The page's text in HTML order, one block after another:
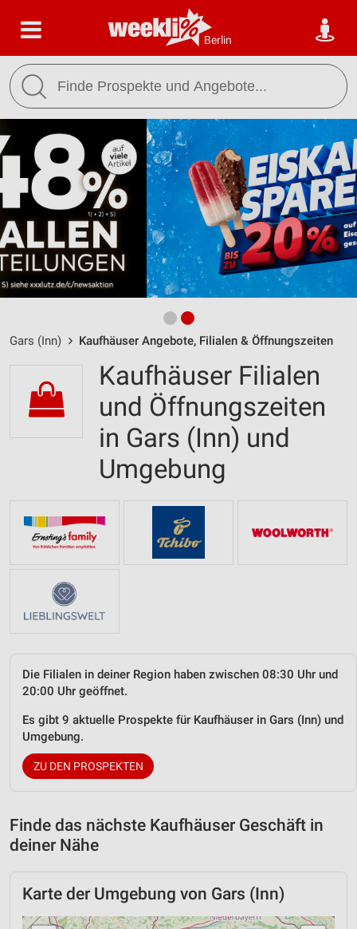
Berlin
Gars (Inn) Kaufhäuser Angebote, Filialen & Öffnungszeiten
Kaufhäuser Filialen
und Öffnungszeiten
in Gars (Inn) und
Umgebung
Die Filialen in deiner Region haben zwischen 08:30 Uhr und
20:00 Uhr geöffnet.
Es gibt 9 aktuelle Prospekte für Kaufhäuser in Gars (Inn) und
Umgebung.
ZU DEN PROSPEKTEN
Finde das nächste Kaufhäuser Geschäft in
deiner Nähe
Karte der Umgebung von Gars (Inn)